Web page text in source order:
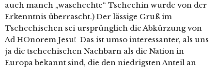
auch manch „waschechte“ Tschechin wurde von der
Erkenntnis überrascht.) Der lässige Gruß im
Tschechischen sei ursprünglich die Abkürzung von
Ad HOnorem Jesu! Das ist umso interessanter, als uns
ja die tschechischen Nachbarn als die Nation in
Europa bekannt sind, die den niedrigsten Anteil an